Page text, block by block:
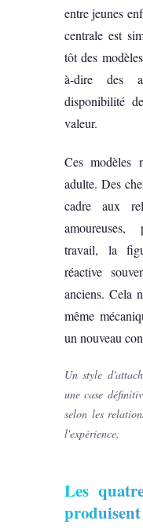
entre jeunes
centrale est
tôt des
à-dire des
disponibilité
valeur.
Ces modèles
adulte. Des
cadre aux
travail, la
réactive
anciens. Cela
même
un nouveau
Un style
une case
selon les
l'expérience.
Les